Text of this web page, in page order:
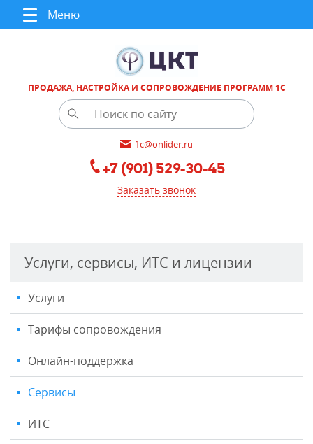
Меню
ПРОДАЖА, НАСТРОЙКА И СОПРОВОЖДЕНИЕ ПРОГРАММ 1С
1c@onlider.ru
+7 (901) 529-30-45
Заказать звонок
Услуги, сервисы, ИТС и лицензии
Услуги
Тарифы сопровождения
Онлайн-поддержка
Сервисы
ИТС